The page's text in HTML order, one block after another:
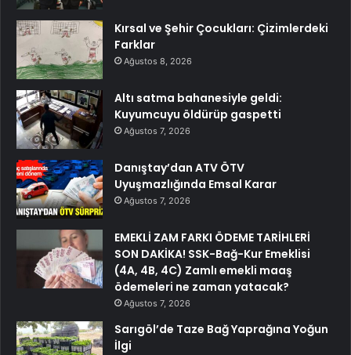
Kırsal ve Şehir Çocukları: Çizimlerdeki
Farklar
Ağustos 8, 2026
Altı satma bahanesiyle geldi:
Kuyumcuyu öldürüp gaspetti
Ağustos 7, 2026
Danıştay’dan ATV ÖTV
Uyuşmazlığında Emsal Karar
Ağustos 7, 2026
EMEKLİ ZAM FARKI ÖDEME TARİHLERİ
SON DAKİKA! SSK-Bağ-Kur Emeklisi
(4A, 4B, 4C) Zamlı emekli maaş
ödemeleri ne zaman yatacak?
Ağustos 7, 2026
Sarıgöl’de Taze Bağ Yaprağına Yoğun
İlgi